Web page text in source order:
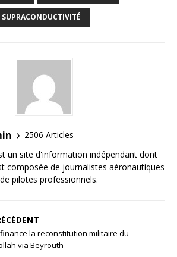
SUPRACONDUCTIVITÉ
2506 Articles
un site d'information indépendant dont
composée de journalistes aéronautiques
pilotes professionnels.
finance la reconstitution militaire du
via Beyrouth